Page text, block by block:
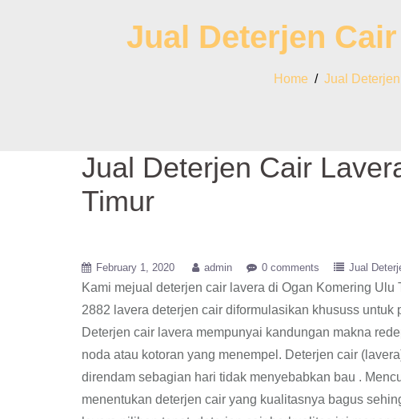
Jual Deterjen
Home / Jual
Jual Deterjen Cair
Timur
February 1, 2020 admin 0 comments Jual
Kami mejual deterjen cair lavera di Ogan Komering
2882 lavera deterjen cair diformulasikan khususs
Deterjen cair lavera mempunyai kandungan makna
noda atau kotoran yang menempel. Deterjen cair
direndam sebagian hari tidak menyebabkan bau .
menentukan deterjen cair yang kualitasnya bagus